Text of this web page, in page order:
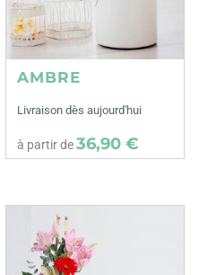
AMBRE
Livraison dès aujourd'hui
à partir de36,90 €